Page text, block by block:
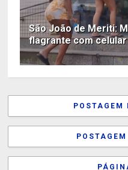
São João de Meriti:
flagrante com
POSTAGEM